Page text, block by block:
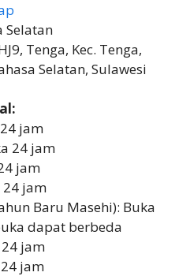
Selatan
Tenga, Kec. Tenga,
Selatan, Sulawesi
jam
24 jam
jam
24 jam
Baru Masehi): Buka
dapat berbeda
jam
jam